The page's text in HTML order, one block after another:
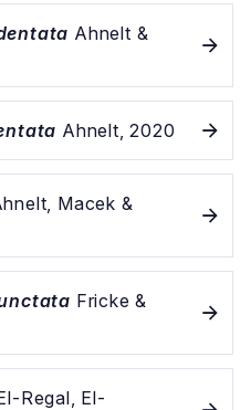
Ahnelt &
Ahnelt, 2020
Macek &
Fricke &
Regal, El-